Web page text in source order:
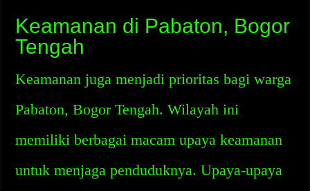
Keamanan di Pabaton, Bogor
Tengah
Keamanan juga menjadi prioritas bagi warga
Pabaton, Bogor Tengah. Wilayah ini
memiliki berbagai macam upaya keamanan
untuk menjaga penduduknya. Upaya-upaya